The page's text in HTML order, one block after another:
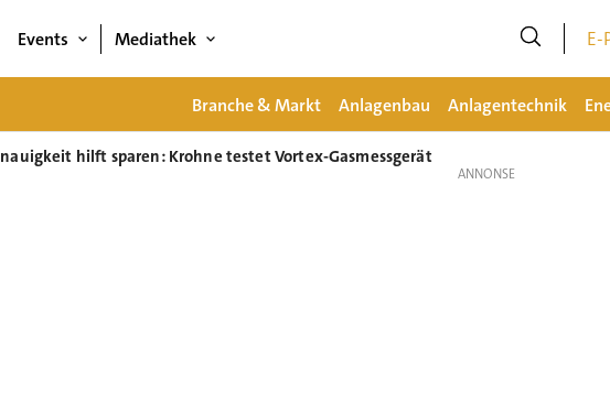
Events Mediathek E-
Branche & Markt Anlagenbau Anlagentechnik
hilft sparen: Krohne testet Vortex-Gasmessgerät